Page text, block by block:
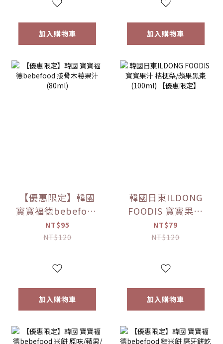
加入購物車 加入購物車
【優惠限定】韓國
寶寶福德bebefood
接骨木莓果汁
(80ml)
NT$95
NT$120
加入購物車
韓國日東ILDONG
FOODIS 寶寶果汁
桔梗梨/蘋果黑棗
(100ml) 【優惠限
NT$79
NT$120
加入購物車